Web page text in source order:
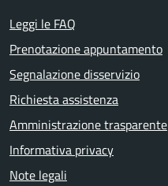
Leggi le FAQ
Prenotazione appuntamento
Segnalazione disservizio
Richiesta assistenza
Amministrazione trasparente
Informativa privacy
Note legali